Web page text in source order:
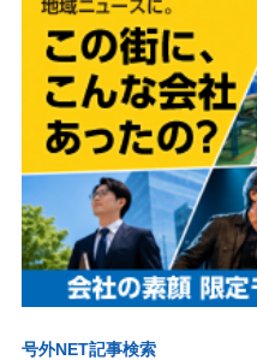
号外NET記事検索